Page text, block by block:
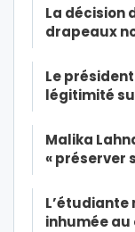
La décision
drapeaux
Le
légitimité
Malika
« préserver
inhumée